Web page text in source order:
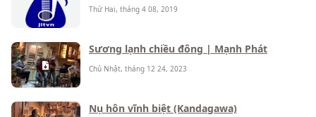
Thứ Hai, tháng 4 08, 2019
Sương lạnh chiều đông | Mạnh Phát
Chủ Nhật, tháng 12 24, 2023
Nụ hôn vĩnh biệt (Kandagawa)